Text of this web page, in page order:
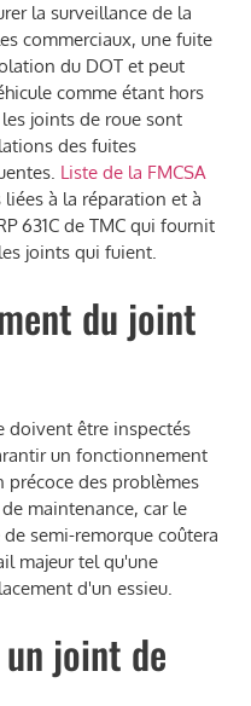
la surveillance de la
commerciaux, une fuite
du DOT et peut
comme étant hors
joints de roue sont
des fuites
Liste de la FMCSA
à la réparation et à
631C de TMC qui fournit
joints qui fuient.
du joint
doivent être inspectés
un fonctionnement
des problèmes
maintenance, car le
semi-remorque coûtera
majeur tel qu'une
d'un essieu.
joint de